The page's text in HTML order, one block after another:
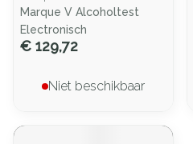
Marque V Alcoholtest
Electronisch
€ 129,72
Niet beschikbaar